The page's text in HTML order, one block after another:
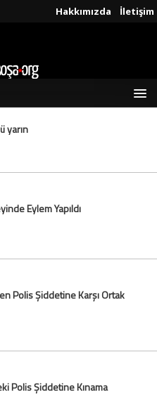
Hakkımızda İletişim
yarın
Eylem Yapıldı
Polis Şiddetine Karşı Ortak
Polis Şiddetine Kınama